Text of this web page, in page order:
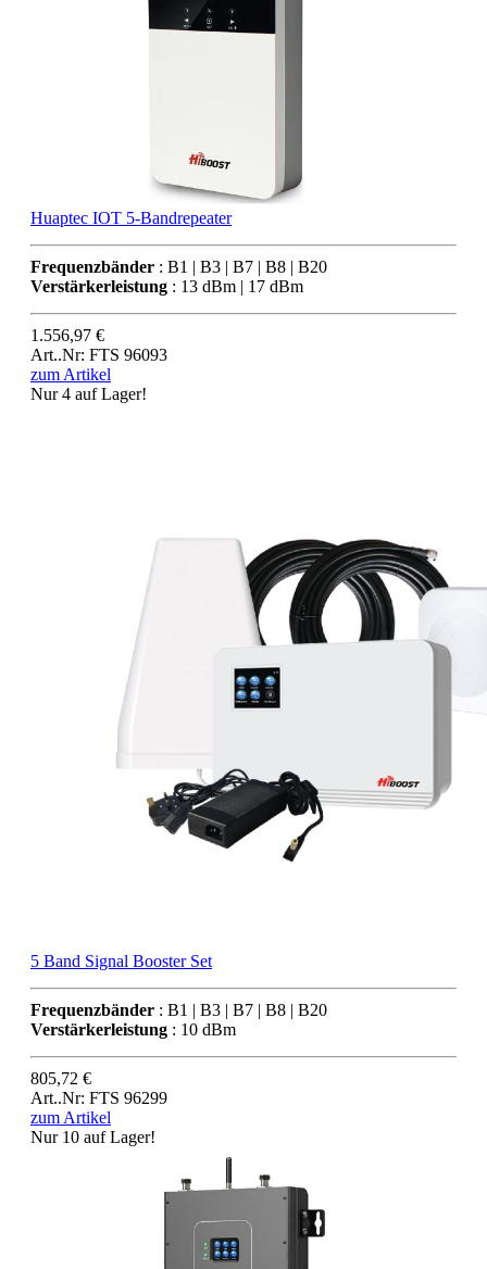
Huaptec IOT 5-Bandrepeater
Frequenzbänder : B1 | B3 | B7 | B8 | B20
Verstärkerleistung : 13 dBm | 17 dBm
1.556,97 €
Art..Nr: FTS 96093
zum Artikel
Nur 4 auf Lager!
5 Band Signal Booster Set
Frequenzbänder : B1 | B3 | B7 | B8 | B20
Verstärkerleistung : 10 dBm
805,72 €
Art..Nr: FTS 96299
zum Artikel
Nur 10 auf Lager!